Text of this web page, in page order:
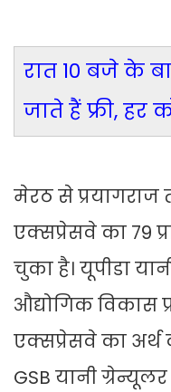
रात 10 बजे के
जाते हैं फ्री, हर
मेरठ से
एक्सप्रेसवे का 79
चुका है। यूपीडा
औद्योगिक विकास
एक्सप्रेसवे का अर्थ
GSB यानी